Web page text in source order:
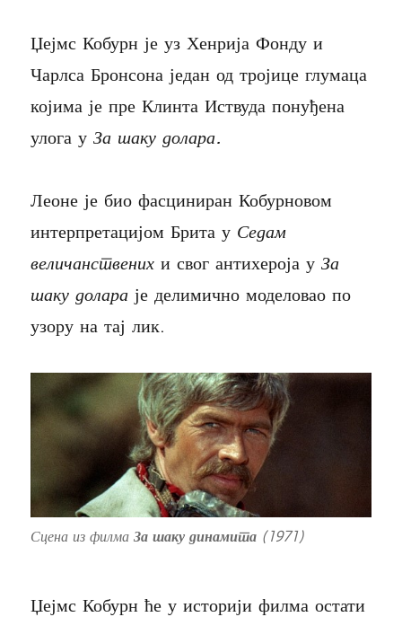
Џејмс Кобурн је уз Хенрија Фонду и
Чарлса Бронсона један од тројице глумаца
којима је пре Клинта Иствуда понуђена
улога уЗа шаку долара.
Леоне је био фасциниран Кобурновом
интерпретацијом Брита у Седам
величанствених и свог антихероја уЗа
шаку долара је делимично моделовао по
узору на тај лик.
Сцена из филмаЗа шаку динамита (1971)
Џејмс Кобурн ће у историји филма остати